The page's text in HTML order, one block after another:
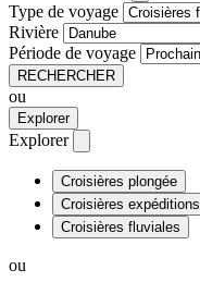
Type de voyage
Rivière
Période de voyage
RECHERCHER
ou
Explorer
Explorer
Croisières plongée
Croisières expéditions
Croisières fluviales
ou